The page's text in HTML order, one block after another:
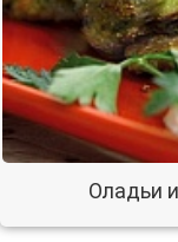
Оладьи